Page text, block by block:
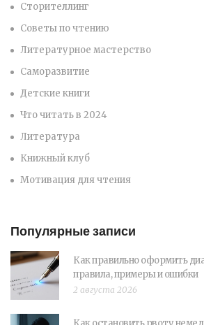
Сторителлинг
Советы по чтению
Литературное мастерство
Саморазвитие
Детские книги
Что читать в 2024
Литература
Книжный клуб
Мотивация для чтения
Популярные записи
Как правильно оформить
правила, примеры и ошибки
2 августа 2026